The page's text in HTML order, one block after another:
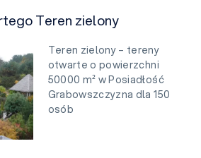
Teren zielony
Teren zielony – tereny
otwarte o powierzchni
50000 m² w Posiadłość
Grabowszczyzna dla 150
osób